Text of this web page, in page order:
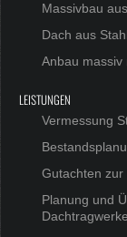
Massivbau
Dach aus
Anbau massiv
LEISTUNGEN
Vermessung
Gutachten zur
Planung und